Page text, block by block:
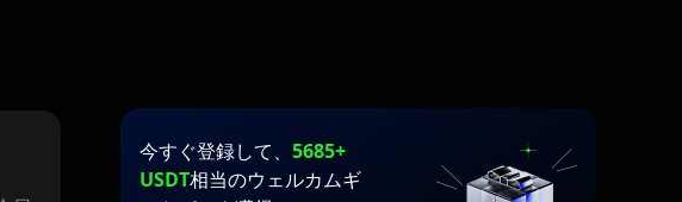
今すぐ登録して、 5685+
USDT相当のウェルカムギ